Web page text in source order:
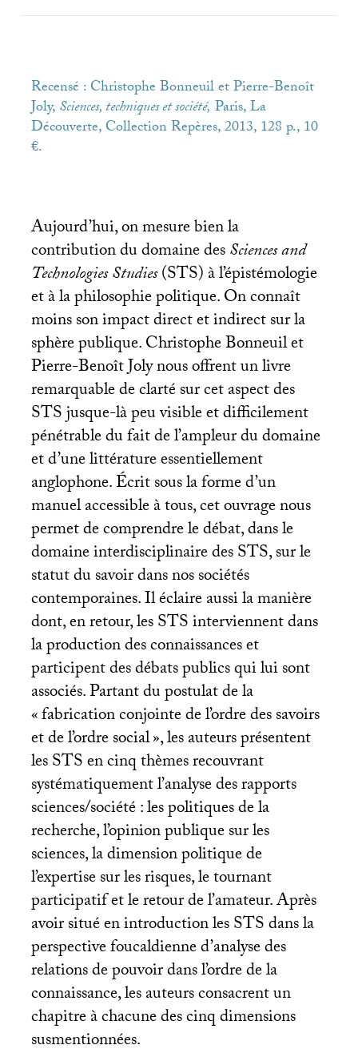
Recensé : Christophe Bonneuil et Pierre-Benoît
Joly,Sciences, techniques et société, Paris, La
Découverte, Collection Repères, 2013, 128 p., 10
€.
Aujourd’hui, on mesure bien la
contribution du domaine desSciences and
Technologies Studies(STS) à l’épistémologie
et à la philosophie politique. On connaît
moins son impact direct et indirect sur la
sphère publique. Christophe Bonneuil et
Pierre-Benoît Joly nous offrent un livre
remarquable de clarté sur cet aspect des
STSjusque-là peu visible et difficilement
pénétrable du fait de l’ampleur du domaine
et d’une littérature essentiellement
anglophone. Écrit sous la forme d’un
manuel accessible à tous, cet ouvrage nous
permet de comprendre le débat, dans le
domaine interdisciplinaire desSTS, sur le
statut du savoir dans nos sociétés
contemporaines. Il éclaire aussi la manière
dont, en retour, lesSTSinterviennent dans
la production des connaissances et
participent des débats publics qui lui sont
associés. Partant du postulat de la
«fabrication conjointe de l’ordre des savoirs
et de l’ordre social», les auteurs présentent
lesSTSen cinq thèmes recouvrant
systématiquement l’analyse des rapports
sciences/société : les politiques de la
recherche, l’opinion publique sur les
sciences, la dimension politique de
l’expertise sur les risques, le tournant
participatif et le retour de l’amateur. Après
avoir situé en introduction lesSTSdans la
perspective foucaldienne d’analyse des
relations de pouvoir dans l’ordre de la
connaissance, les auteurs consacrent un
chapitre à chacune des cinq dimensions
susmentionnées.